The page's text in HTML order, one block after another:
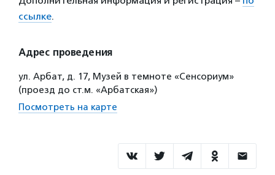
ссылке.
Адрес проведения
ул. Арбат, д. 17, Музей в темноте «Сенсориум»
(проезд до ст.м. «Арбатская»)
Посмотреть на карте